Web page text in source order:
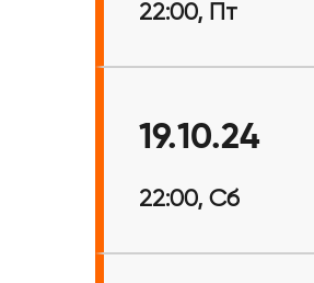
22:00, Пт
19.10.24
22:00, Сб